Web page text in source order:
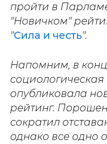
пройти в
"Новичком"
"Сила и честь".
Напомним, в
опубликовала
рейтинг.
сократил
однако все одно